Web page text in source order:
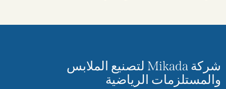
شركة Mikada لتصنيع الملابس
والمستلزمات الرياضية